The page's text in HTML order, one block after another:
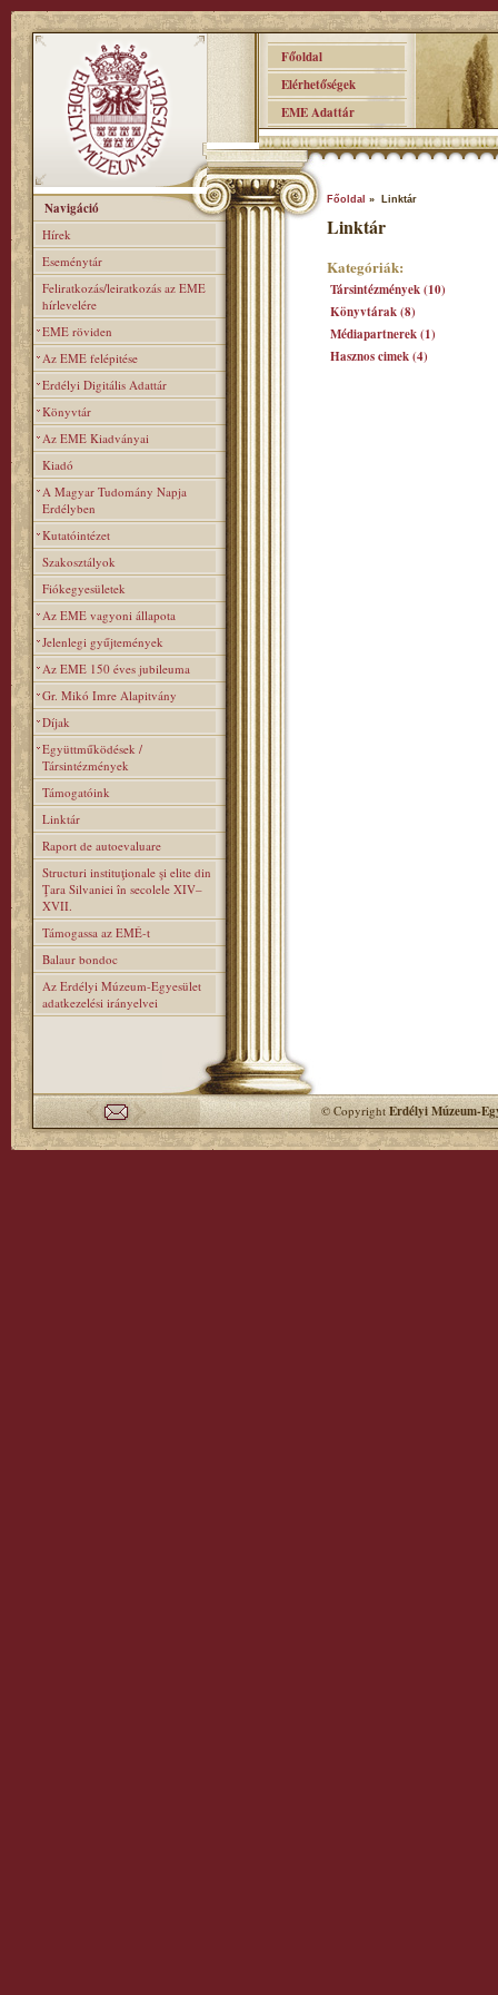
Főoldal
Elérhetőségek
EME Adattár
Navigáció
Hírek
Eseménytár
Feliratkozás/leiratkozás az EME
hírlevelére
EME röviden
Az EME felépitése
Erdélyi Digitális Adattár
Könyvtár
Az EME Kiadványai
Kiadó
A Magyar Tudomány Napja
Erdélyben
Kutatóintézet
Szakosztályok
Fiókegyesületek
Az EME vagyoni állapota
Jelenlegi gyűjtemények
Az EME 150 éves jubileuma
Gr. Mikó Imre Alapitvány
Díjak
Együttműködések /
Társintézmények
Támogatóink
Linktár
Raport de autoevaluare
Structuri instituţionale şi elite din
Ţara Silvaniei în secolele XIV–
XVII.
Támogassa az EMÉ-t
Balaur bondoc
Az Erdélyi Múzeum-Egyesület
adatkezelési irányelvei
Főoldal » Linktár
Linktár
Kategóriák:
Társintézmények (10)
Könyvtárak (8)
Médiapartnerek (1)
Hasznos cimek (4)
© CopyrightErdélyi Múzeum-